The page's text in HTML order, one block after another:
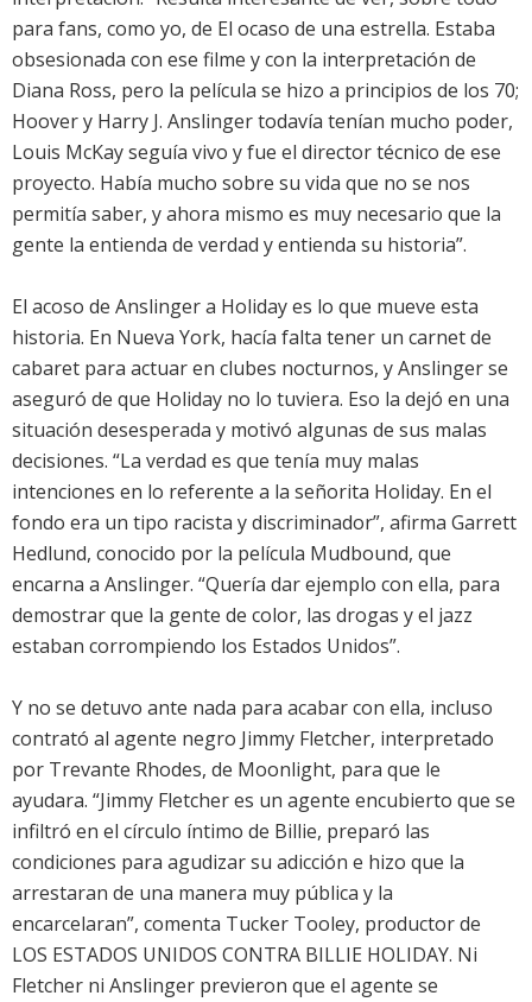
para fans, como yo, de El ocaso de una estrella. Estaba
obsesionada con ese filme y con la interpretación de
Diana Ross, pero la película se hizo a principios de los 70;
Hoover y Harry J. Anslinger todavía tenían mucho poder,
Louis McKay seguía vivo y fue el director técnico de ese
proyecto. Había mucho sobre su vida que no se nos
permitía saber, y ahora mismo es muy necesario que la
gente la entienda de verdad y entienda su historia”.
El acoso de Anslinger a Holiday es lo que mueve esta
historia. En Nueva York, hacía falta tener un carnet de
cabaret para actuar en clubes nocturnos, y Anslinger se
aseguró de que Holiday no lo tuviera. Eso la dejó en una
situación desesperada y motivó algunas de sus malas
decisiones. “La verdad es que tenía muy malas
intenciones en lo referente a la señorita Holiday. En el
fondo era un tipo racista y discriminador”, afirma Garrett
Hedlund, conocido por la película Mudbound, que
encarna a Anslinger. “Quería dar ejemplo con ella, para
demostrar que la gente de color, las drogas y el jazz
estaban corrompiendo los Estados Unidos”.
Y no se detuvo ante nada para acabar con ella, incluso
contrató al agente negro Jimmy Fletcher, interpretado
por Trevante Rhodes, de Moonlight, para que le
ayudara. “Jimmy Fletcher es un agente encubierto que se
infiltró en el círculo íntimo de Billie, preparó las
condiciones para agudizar su adicción e hizo que la
arrestaran de una manera muy pública y la
encarcelaran”, comenta Tucker Tooley, productor de
LOS ESTADOS UNIDOS CONTRA BILLIE HOLIDAY. Ni
Fletcher ni Anslinger previeron que el agente se